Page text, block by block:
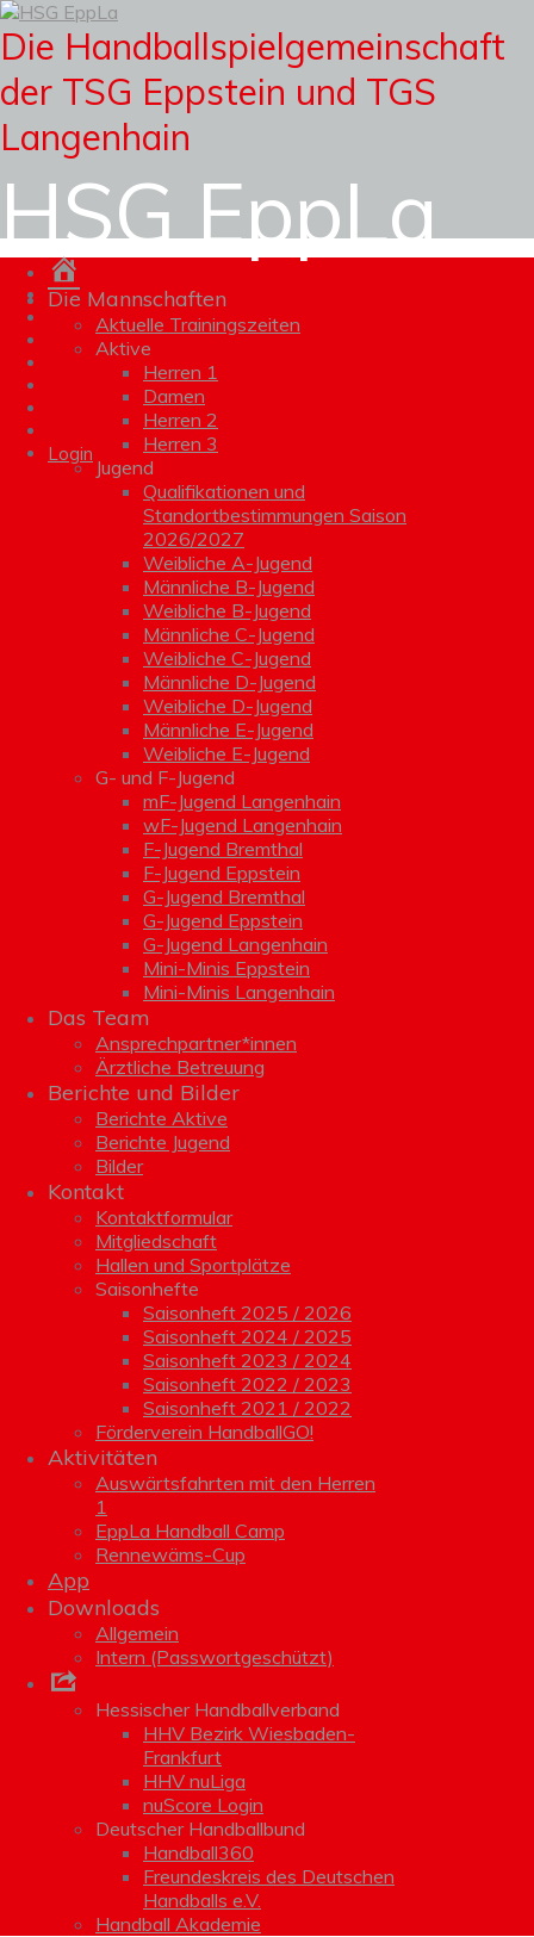
Die Handballspielgemeinschaft
der TSG Eppstein und TGS
Langenhain
HSG EppLa
Login
Die Mannschaften
Aktuelle Trainingszeiten
Aktive
Herren 1
Damen
Herren 2
Herren 3
Jugend
Qualifikationen und
Standortbestimmungen Saison
2026/2027
Weibliche A-Jugend
Männliche B-Jugend
Weibliche B-Jugend
Männliche C-Jugend
Weibliche C-Jugend
Männliche D-Jugend
Weibliche D-Jugend
Männliche E-Jugend
Weibliche E-Jugend
G- und F-Jugend
mF-Jugend Langenhain
wF-Jugend Langenhain
F-Jugend Bremthal
F-Jugend Eppstein
G-Jugend Bremthal
G-Jugend Eppstein
G-Jugend Langenhain
Mini-Minis Eppstein
Mini-Minis Langenhain
Das Team
Ansprechpartner*innen
Ärztliche Betreuung
Berichte und Bilder
Berichte Aktive
Berichte Jugend
Bilder
Kontakt
Kontaktformular
Mitgliedschaft
Hallen und Sportplätze
Saisonhefte
Saisonheft 2025 / 2026
Saisonheft 2024 / 2025
Saisonheft 2023 / 2024
Saisonheft 2022 / 2023
Saisonheft 2021 / 2022
Förderverein HandballGO!
Aktivitäten
Auswärtsfahrten mit den Herren
1
EppLa Handball Camp
Rennewäms-Cup
App
Downloads
Allgemein
Intern (Passwortgeschützt)
Hessischer Handballverband
HHV Bezirk Wiesbaden-
Frankfurt
HHV nuLiga
nuScore Login
Deutscher Handballbund
Handball360
Freundeskreis des Deutschen
Handballs e.V.
Handball Akademie